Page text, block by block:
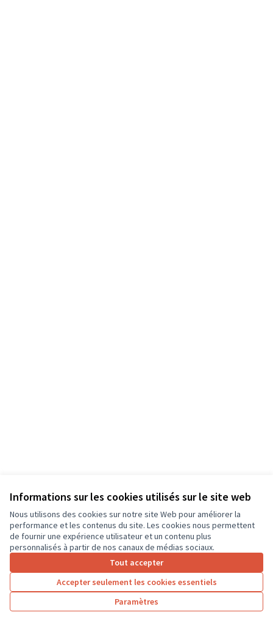
Informations sur les cookies utilisés sur le site web
Nous utilisons des cookies sur notre site Web pour améliorer la
performance et les contenus du site. Les cookies nous permettent
de fournir une expérience utilisateur et un contenu plus
personnalisés à partir de nos canaux de médias sociaux.
Tout accepter
Accepter seulement les cookies essentiels
Paramètres